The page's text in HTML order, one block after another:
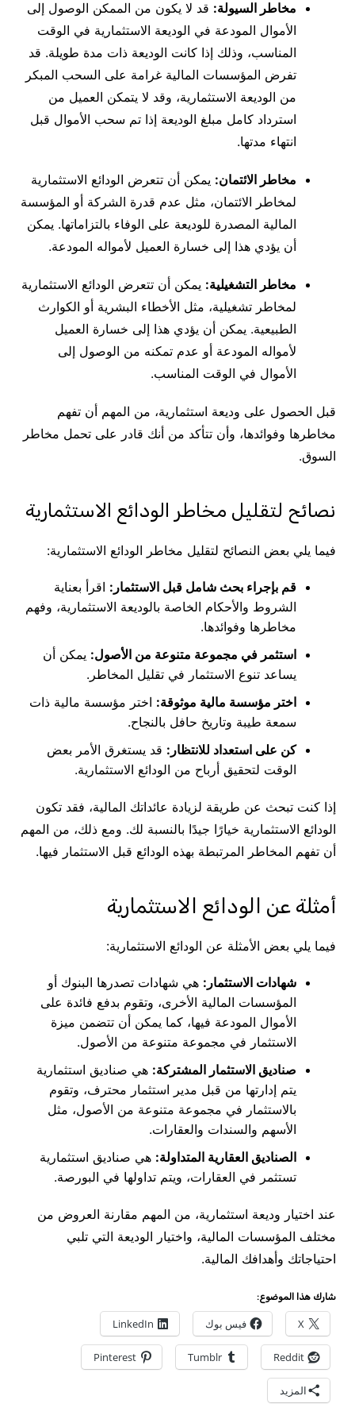
مخاطر السيولة: قد لا يكون من الممكن الوصول إلى
الأموال المودعة في الوديعة الاستثمارية في الوقت
المناسب، وذلك إذا كانت الوديعة ذات مدة طويلة. قد
تفرض المؤسسات المالية غرامة على السحب المبكر
من الوديعة الاستثمارية، وقد لا يتمكن العميل من
استرداد كامل مبلغ الوديعة إذا تم سحب الأموال قبل
انتهاء مدتها.
مخاطر الائتمان: يمكن أن تتعرض الودائع الاستثمارية
لمخاطر الائتمان، مثل عدم قدرة الشركة أو المؤسسة
المالية المصدرة للوديعة على الوفاء بالتزاماتها. يمكن
أن يؤدي هذا إلى خسارة العميل لأمواله المودعة.
مخاطر التشغيلية: يمكن أن تتعرض الودائع الاستثمارية
لمخاطر تشغيلية، مثل الأخطاء البشرية أو الكوارث
الطبيعية. يمكن أن يؤدي هذا إلى خسارة العميل
لأمواله المودعة أو عدم تمكنه من الوصول إلى
الأموال في الوقت المناسب.
قبل الحصول على وديعة استثمارية، من المهم أن تفهم
مخاطرها وفوائدها، وأن تتأكد من أنك قادر على تحمل مخاطر
السوق.
نصائح لتقليل مخاطر الودائع الاستثمارية
فيما يلي بعض النصائح لتقليل مخاطر الودائع الاستثمارية:
قم بإجراء بحث شامل قبل الاستثمار: اقرأ بعناية
الشروط والأحكام الخاصة بالوديعة الاستثمارية، وفهم
مخاطرها وفوائدها.
استثمر في مجموعة متنوعة من الأصول: يمكن أن
يساعد تنوع الاستثمار في تقليل المخاطر.
اختر مؤسسة مالية موثوقة: اختر مؤسسة مالية ذات
سمعة طيبة وتاريخ حافل بالنجاح.
كن على استعداد للانتظار: قد يستغرق الأمر بعض
الوقت لتحقيق أرباح من الودائع الاستثمارية.
إذا كنت تبحث عن طريقة لزيادة عائداتك المالية، فقد تكون
الودائع الاستثمارية خيارًا جيدًا بالنسبة لك. ومع ذلك، من المهم
أن تفهم المخاطر المرتبطة بهذه الودائع قبل الاستثمار فيها.
أمثلة عن الودائع الاستثمارية
فيما يلي بعض الأمثلة عن الودائع الاستثمارية:
شهادات الاستثمار: هي شهادات تصدرها البنوك أو
المؤسسات المالية الأخرى، وتقوم بدفع فائدة على
الأموال المودعة فيها، كما يمكن أن تتضمن ميزة
الاستثمار في مجموعة متنوعة من الأصول.
صناديق الاستثمار المشتركة: هي صناديق استثمارية
يتم إدارتها من قبل مدير استثمار محترف، وتقوم
بالاستثمار في مجموعة متنوعة من الأصول، مثل
الأسهم والسندات والعقارات.
الصناديق العقارية المتداولة: هي صناديق استثمارية
تستثمر في العقارات، ويتم تداولها في البورصة.
عند اختيار وديعة استثمارية، من المهم مقارنة العروض من
مختلف المؤسسات المالية، واختيار الوديعة التي تلبي
احتياجاتك وأهدافك المالية.
شارك هذا الموضوع:
X فيس بوك LinkedIn
Reddit
Tumblr
Pinterest
المزيد